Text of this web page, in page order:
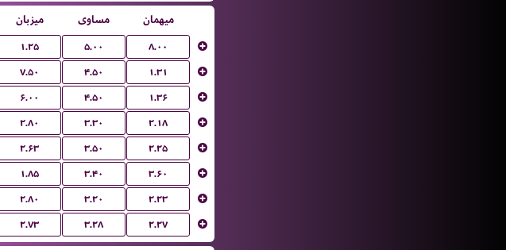
میزبان مساوی میهمان
۱.۲۵ ۵.۰۰ ۸.۰۰
۷.۵۰ ۴.۵۰ ۱.۳۱
۶.۰۰ ۴.۵۰ ۱.۳۶
۲.۸۰ ۳.۳۰ ۲.۱۸
۲.۶۳ ۳.۵۰ ۲.۲۵
۱.۸۵ ۳.۴۰ ۳.۶۰
۲.۸۰ ۳.۲۰ ۲.۲۳
۲.۷۳ ۳.۲۸
۲.۲۷